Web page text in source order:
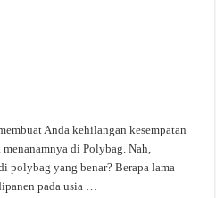
Anda kehilangan kesempatan
di Polybag. Nah,
polybag yang benar? Berapa lama
pada usia …